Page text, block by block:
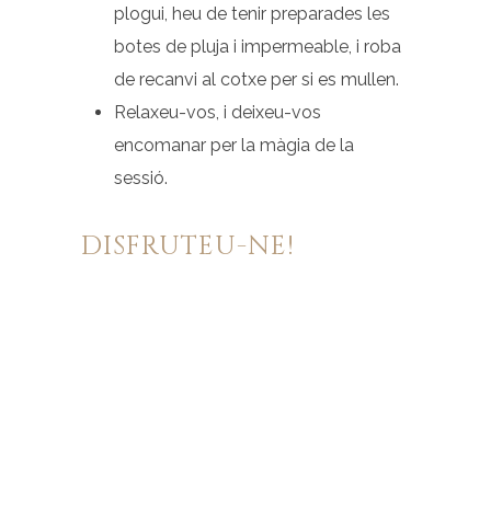
plogui, heu de tenir preparades les
botes de pluja i impermeable, i roba
de recanvi al cotxe per si es mullen.
Relaxeu-vos, i deixeu-vos
encomanar per la màgia de la
sessió.
DISFRUTEU-NE!